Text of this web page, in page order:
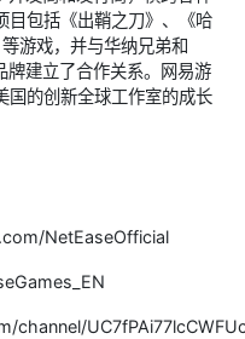
目包括《出鞘之刀》、《哈
游戏，并与华纳兄弟和
建立了合作关系。网易游
国的创新全球工作室的成长
NetEaseOfficial
channel/